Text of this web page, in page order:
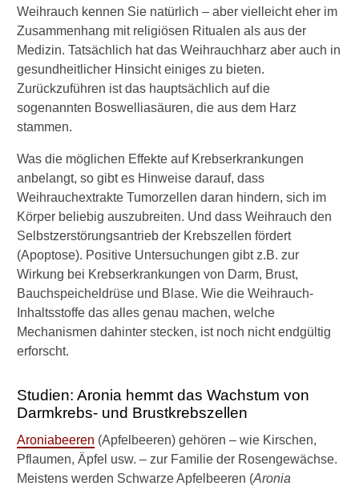
Weihrauch kennen Sie natürlich – aber vielleicht eher im
Zusammenhang mit religiösen Ritualen als aus der
Medizin. Tatsächlich hat das Weihrauchharz aber auch in
gesundheitlicher Hinsicht einiges zu bieten.
Zurückzuführen ist das hauptsächlich auf die
sogenannten Boswelliasäuren, die aus dem Harz
stammen.
Was die möglichen Effekte auf Krebserkrankungen
anbelangt, so gibt es Hinweise darauf, dass
Weihrauchextrakte Tumorzellen daran hindern, sich im
Körper beliebig auszubreiten. Und dass Weihrauch den
Selbstzerstörungsantrieb der Krebszellen fördert
(Apoptose). Positive Untersuchungen gibt z.B. zur
Wirkung bei Krebserkrankungen von Darm, Brust,
Bauchspeicheldrüse und Blase. Wie die Weihrauch-
Inhaltsstoffe das alles genau machen, welche
Mechanismen dahinter stecken, ist noch nicht endgültig
erforscht.
Studien: Aronia hemmt das Wachstum von
Darmkrebs- und Brustkrebszellen
Aroniabeeren (Apfelbeeren) gehören – wie Kirschen,
Pflaumen, Äpfel usw. – zur Familie der Rosengewächse.
Meistens werden Schwarze Apfelbeeren (Aronia